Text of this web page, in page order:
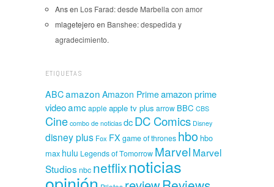
Ansen Los Farad: desde Marbella con amor
mlagetejero en Banshee: despedida y
agradecimiento.
ETIQUETAS
ABCamazon Amazon Primeamazon prime
videoamcapple apple tv plus arrow BBC CBS
Cine combo de noticias dcDC Comics Disney
disney plus Fox FX game of thrones hbo hbo
max hulu Legends of Tomorrow Marvel Marvel
Studios nbc netflixnoticias